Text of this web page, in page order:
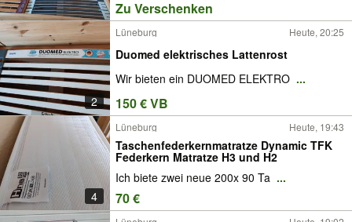
Anzeige aufgeben
Zu Verschenken
2
Lüneburg Heute, 20:25
Duomed elektrisches Lattenrost
Wir bieten ein DUOMED ELEKTRO ...
150 € VB
4
Lüneburg Heute, 19:43
Taschenfederkernmatratze Dynamic TFK
Federkern Matratze H3 und H2
Ich biete zwei neue 200x 90 Ta ...
70 €